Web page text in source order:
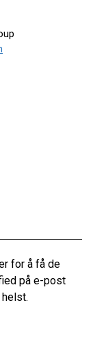
for å få de
på e-post